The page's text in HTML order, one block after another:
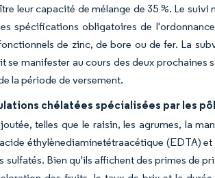
leur capacité de mélange de 35 %. Le
spécifications obligatoires de
de zinc, de bore ou de fer. La
se manifester au cours des deux
la période de versement.
chélatées spécialisées par les
telles que le raisin, les agrumes, la
éthylènediaminetétraacétique (EDTA)
sulfatés. Bien qu'ils affichent des primes de